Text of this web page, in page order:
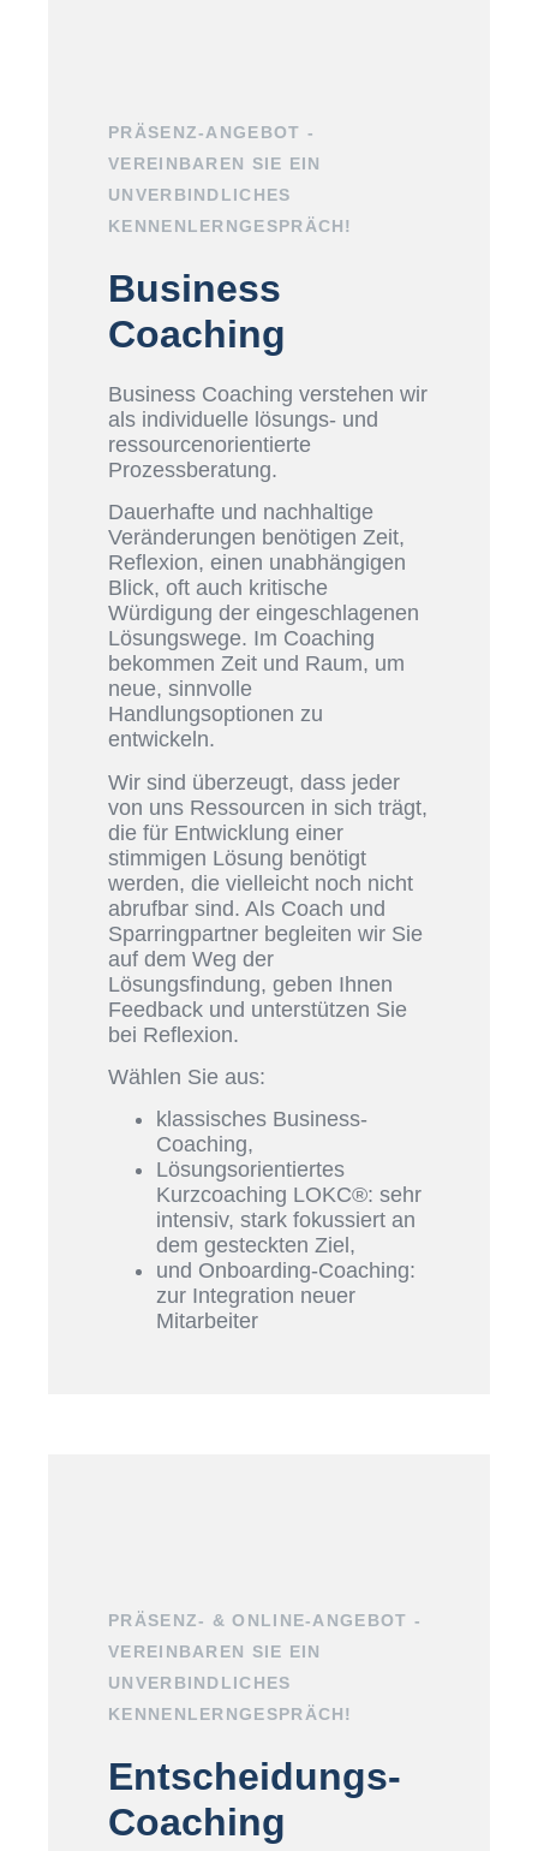
PRÄSENZ-ANGEBOT -
VEREINBAREN SIE EIN
UNVERBINDLICHES
KENNENLERNGESPRÄCH!
Business
Coaching
Business Coaching verstehen wir
als individuelle lösungs- und
ressourcenorientierte
Prozessberatung.
Dauerhafte und nachhaltige
Veränderungen benötigen Zeit,
Reflexion, einen unabhängigen
Blick, oft auch kritische
Würdigung der eingeschlagenen
Lösungswege. Im Coaching
bekommen Zeit und Raum, um
neue, sinnvolle
Handlungsoptionen zu
entwickeln.
Wir sind überzeugt, dass jeder
von uns Ressourcen in sich trägt,
die für Entwicklung einer
stimmigen Lösung benötigt
werden, die vielleicht noch nicht
abrufbar sind. Als Coach und
Sparringpartner begleiten wir Sie
auf dem Weg der
Lösungsfindung, geben Ihnen
Feedback und unterstützen Sie
bei Reflexion.
Wählen Sie aus:
klassisches Business-
Coaching,
Lösungsorientiertes
Kurzcoaching LOKC®: sehr
intensiv, stark fokussiert an
dem gesteckten Ziel,
und Onboarding-Coaching:
zur Integration neuer
Mitarbeiter
PRÄSENZ- & ONLINE-ANGEBOT -
VEREINBAREN SIE EIN
UNVERBINDLICHES
KENNENLERNGESPRÄCH!
Entscheidungs-
Coaching